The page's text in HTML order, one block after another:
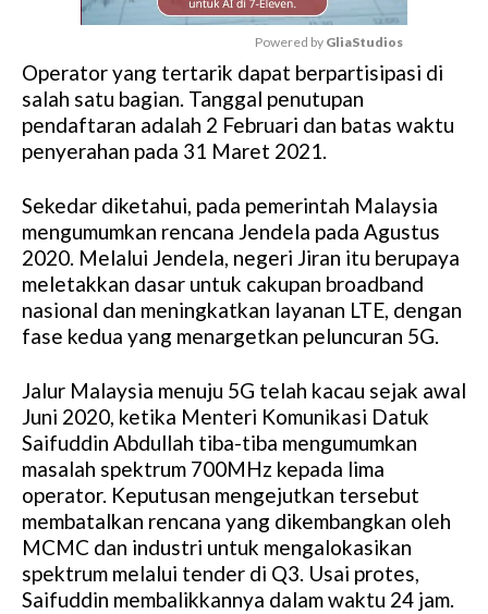
M
u
t
Powered by GliaStudios
Operator yang tertarik dapat berpartisipasi di
salah satu bagian. Tanggal penutupan
pendaftaran adalah 2 Februari dan batas waktu
penyerahan pada 31 Maret 2021.
Sekedar diketahui, pada pemerintah Malaysia
mengumumkan rencana Jendela pada Agustus
2020. Melalui Jendela, negeri Jiran itu berupaya
meletakkan dasar untuk cakupan broadband
nasional dan meningkatkan layanan LTE, dengan
fase kedua yang menargetkan peluncuran 5G.
Jalur Malaysia menuju 5G telah kacau sejak awal
Juni 2020, ketika Menteri Komunikasi Datuk
Saifuddin Abdullah tiba-tiba mengumumkan
masalah spektrum 700MHz kepada lima
operator. Keputusan mengejutkan tersebut
membatalkan rencana yang dikembangkan oleh
MCMC dan industri untuk mengalokasikan
spektrum melalui tender di Q3. Usai protes,
Saifuddin membalikkannya dalam waktu 24 jam.